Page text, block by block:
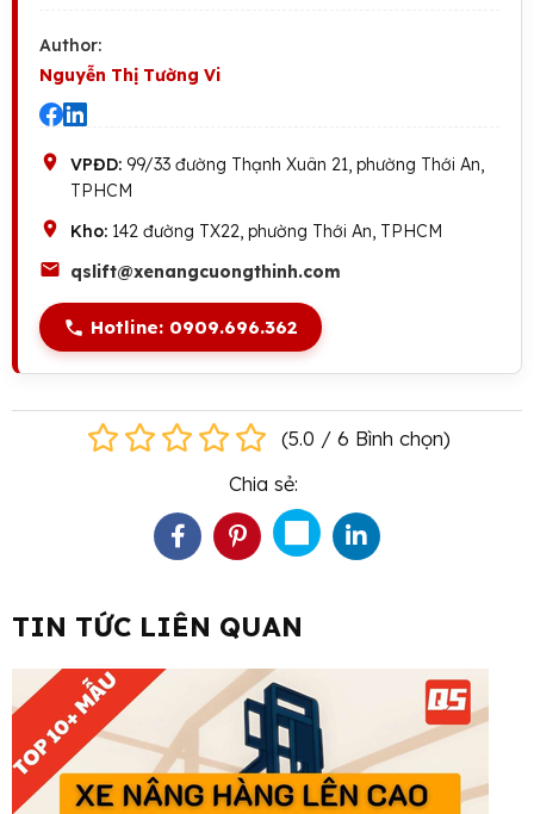
Author:
Nguyễn Thị Tường Vi
VPĐD: 99/33 đường Thạnh Xuân 21, phường Thới An,
TPHCM
Kho: 142 đường TX22, phường Thới An, TPHCM
qslift@xenangcuongthinh.com
Hotline: 0909.696.362
(5.0 / 6 Bình chọn)
Chia sẻ:
TIN TỨC LIÊN QUAN